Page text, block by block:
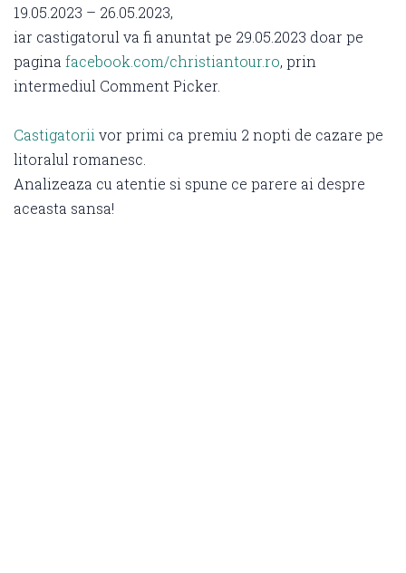
19.05.2023 – 26.05.2023,
iar castigatorul va fi anuntat pe 29.05.2023 doar pe
pagina facebook.com/christiantour.ro, prin
intermediul Comment Picker.
Castigatorii vor primi ca premiu 2 nopti de cazare pe
litoralul romanesc.
Analizeaza cu atentie si spune ce parere ai despre
aceasta sansa!